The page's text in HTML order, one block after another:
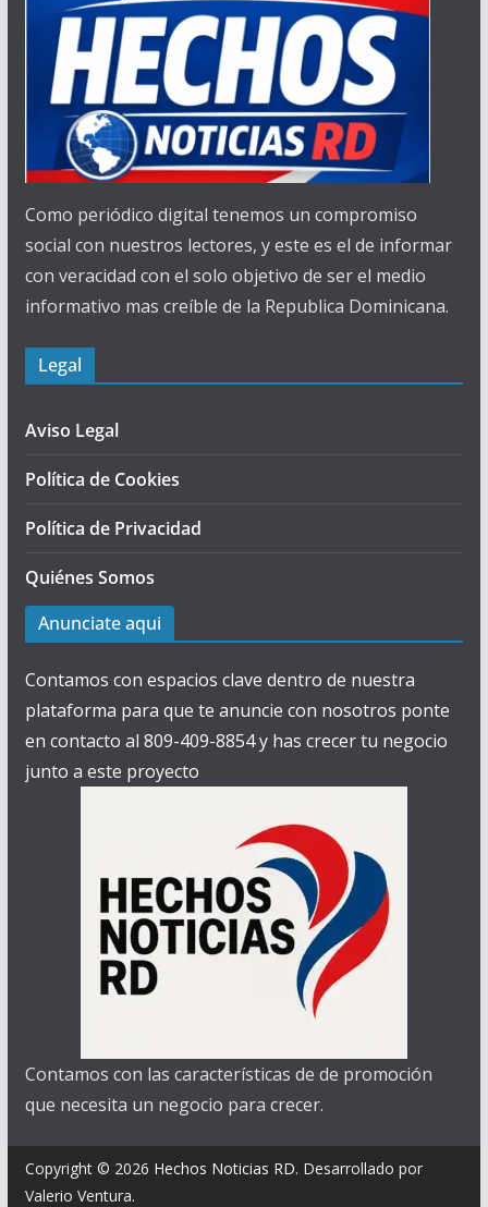
Como periódico digital tenemos un compromiso
social con nuestros lectores, y este es el de informar
con veracidad con el solo objetivo de ser el medio
informativo mas creíble de la Republica Dominicana.
Legal
Aviso Legal
Política de Cookies
Política de Privacidad
Quiénes Somos
Anunciate aqui
Contamos con espacios clave dentro de nuestra
plataforma para que te anuncie con nosotros ponte
en contacto al 809-409-8854 y has crecer tu negocio
junto a este proyecto
Contamos con las características de de promoción
que necesita un negocio para crecer.
Copyright © 2026 Hechos Noticias RD. Desarrollado por
Valerio Ventura.